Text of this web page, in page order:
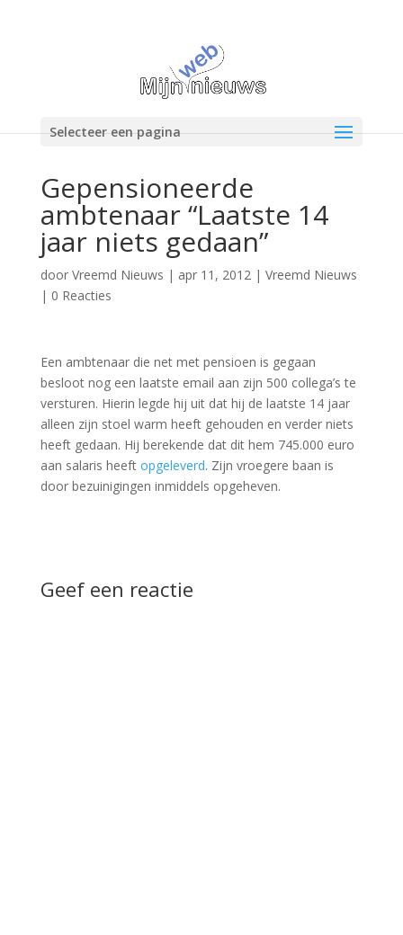
Selecteer een pagina
Gepensioneerde
ambtenaar “Laatste 14
jaar niets gedaan”
door Vreemd Nieuws | apr 11, 2012| Vreemd Nieuws
| 0 Reacties
Een ambtenaar die net met pensioen is gegaan
besloot nog een laatste email aan zijn 500 collega’s te
versturen. Hierin legde hij uit dat hij de laatste 14 jaar
alleen zijn stoel warm heeft gehouden en verder niets
heeft gedaan. Hij berekende dat dit hem 745.000 euro
aan salaris heeft opgeleverd. Zijn vroegere baan is
door bezuinigingen inmiddels opgeheven.
Geef een reactie